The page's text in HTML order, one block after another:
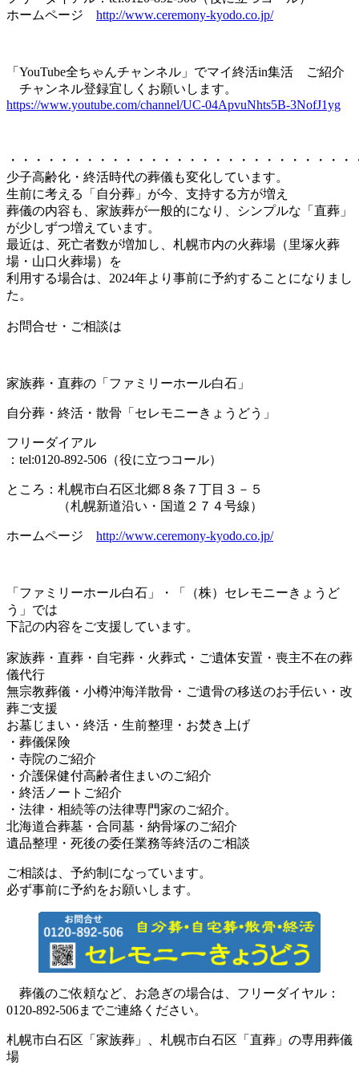
ホームページ http://www.ceremony-kyodo.co.jp/
「YouTube全ちゃんチャンネル」でマイ終活in集活 ご紹介
チャンネル登録宜しくお願いします。
https://www.youtube.com/channel/UC-04ApvuNhts5B-3NofJ1yg
・・・・・・・・・・・・・・・・・・・・・・・・・・・
少子高齢化・終活時代の葬儀も変化しています。
生前に考える「自分葬」が今、支持する方が増え
葬儀の内容も、家族葬が一般的になり、シンプルな「直葬」
が少しずつ増えています。
最近は、死亡者数が増加し、札幌市内の火葬場（里塚火葬
場・山口火葬場）を
利用する場合は、2024年より事前に予約することになりまし
た。
お問合せ・ご相談は
家族葬・直葬の「ファミリーホール白石」
自分葬・終活・散骨「セレモニーきょうどう」
フリーダイアル
：tel:0120-892-506（役に立つコール）
ところ：札幌市白石区北郷８条７丁目３－５
（札幌新道沿い・国道２７４号線）
ホームページ http://www.ceremony-kyodo.co.jp/
「ファミリーホール白石」・「（株）セレモニーきょうど
う」では
下記の内容をご支援しています。
家族葬・直葬・自宅葬・火葬式・ご遺体安置・喪主不在の葬
儀代行
無宗教葬儀・小樽沖海洋散骨・ご遺骨の移送のお手伝い・改
葬ご支援
お墓じまい・終活・生前整理・お焚き上げ
・葬儀保険
・寺院のご紹介
・介護保健付高齢者住まいのご紹介
・終活ノートご紹介
・法律・相続等の法律専門家のご紹介。
北海道合葬墓・合同墓・納骨塚のご紹介
遺品整理・死後の委任業務等終活のご相談
ご相談は、予約制になっています。
必ず事前に予約をお願いします。
葬儀のご依頼など、お急ぎの場合は、フリーダイヤル：
0120-892-506までご連絡ください。
札幌市白石区「家族葬」、札幌市白石区「直葬」の専用葬儀
場